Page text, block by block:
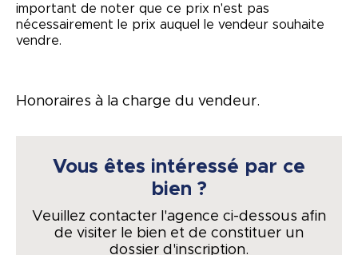
important de noter que ce prix n'est pas
nécessairement le prix auquel le vendeur souhaite
vendre.
Honoraires à la charge du vendeur.
Vous êtes intéressé par ce
bien ?
Veuillez contacter l'agence ci-dessous afin
de visiter le bien et de constituer un
dossier d'inscription.